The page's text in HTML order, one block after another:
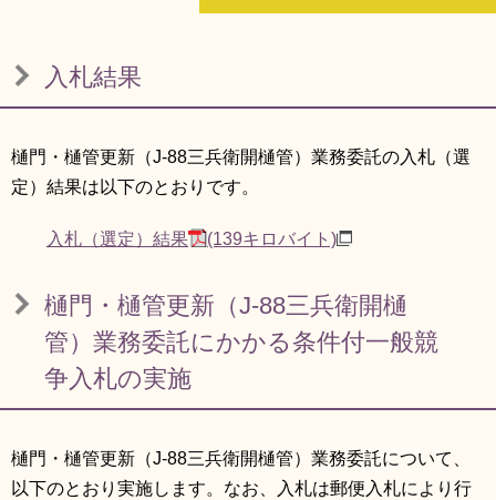
閉じる
入札結果
樋門・樋管更新（J-88三兵衛開樋管）業務委託の入札（選
定）結果は以下のとおりです。
入札（選定）結果 (139キロバイト)
樋門・樋管更新（J-88三兵衛開樋
管）業務委託にかかる条件付一般競
争入札の実施
樋門・樋管更新（J-88三兵衛開樋管）業務委託について、
以下のとおり実施します。なお、入札は郵便入札により行